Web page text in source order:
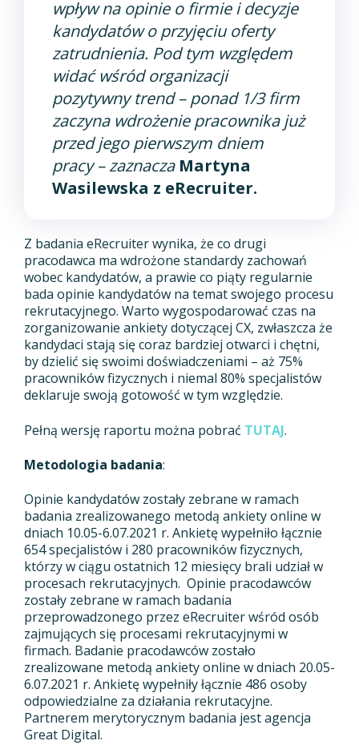
wpływ na opinie o firmie i decyzje
kandydatów o przyjęciu oferty
zatrudnienia. Pod tym względem
widać wśród organizacji
pozytywny trend – ponad 1/3 firm
zaczyna wdrożenie pracownika już
przed jego pierwszym dniem
pracy– zaznacza Martyna
Wasilewska z eRecruiter.
Z badania eRecruiter wynika, że co drugi
pracodawca ma wdrożone standardy zachowań
wobec kandydatów, a prawie co piąty regularnie
bada opinie kandydatów na temat swojego procesu
rekrutacyjnego. Warto wygospodarować czas na
zorganizowanie ankiety dotyczącej CX, zwłaszcza że
kandydaci stają się coraz bardziej otwarci i chętni,
by dzielić się swoimi doświadczeniami – aż 75%
pracowników fizycznych i niemal 80% specjalistów
deklaruje swoją gotowość w tym względzie.
Pełną wersję raportu można pobrać TUTAJ.
Metodologia badania:
Opinie kandydatów zostały zebrane w ramach
badania zrealizowanego metodą ankiety online w
dniach 10.05-6.07.2021 r. Ankietę wypełniło łącznie
654 specjalistów i 280 pracowników fizycznych,
którzy w ciągu ostatnich 12 miesięcy brali udział w
procesach rekrutacyjnych. Opinie pracodawców
zostały zebrane w ramach badania
przeprowadzonego przez eRecruiter wśród osób
zajmujących się procesami rekrutacyjnymi w
firmach. Badanie pracodawców zostało
zrealizowane metodą ankiety online w dniach 20.05-
6.07.2021 r. Ankietę wypełniły łącznie 486 osoby
odpowiedzialne za działania rekrutacyjne.
Partnerem merytorycznym badania jest agencja
Great Digital.